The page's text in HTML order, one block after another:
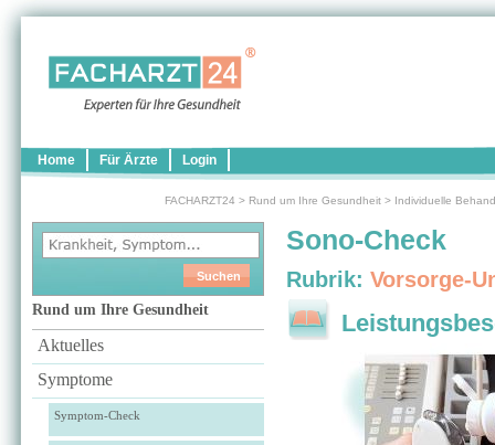
Home Für Ärzte Login
FACHARZT24 > Rund um Ihre Gesundheit > Individuelle
Rund um Ihre Gesundheit
Aktuelles
Symptome
Symptom-Check
Sono-Check
Rubrik: Vorsorge-